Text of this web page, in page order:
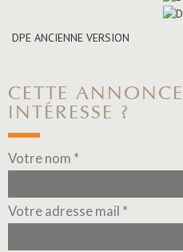
DPE ANCIENNE VERSION
CETTE ANNONCE VOUS
INTÉRESSE ?
Votre nom *
Votre adresse mail *